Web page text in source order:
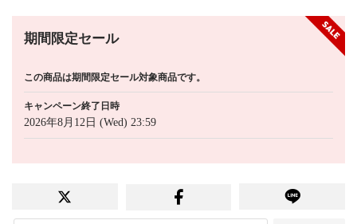
期間限定セール
この商品は期間限定セール対象商品です。
キャンペーン終了日時
2026年8月12日 (Wed) 23:59